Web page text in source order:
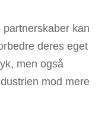
kan
deres eget
men også
mod mere